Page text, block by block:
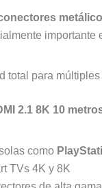
importante
total para
2.1 8K 10
como
TVs 4K y 8K